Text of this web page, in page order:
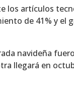
los artículos
de 41% y el
navideña
llegará en